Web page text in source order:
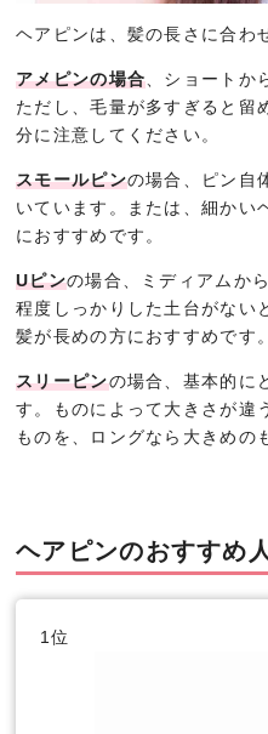
ヘアピンは、髪の長さに合わ
アメピンの場合 、ショートか
ただし、毛量が多すぎると留
分に注意してください。
スモールピンの場合、ピン自
いています。または、細かい
におすすめです。
Uピンの場合、ミディアムか
程度しっかりした土台がない
髪が長めの方におすすめです。
スリーピンの場合、基本的に
す。ものによって大きさが違
ものを、ロングなら大きめの
ヘアピンのおすすめ
1位